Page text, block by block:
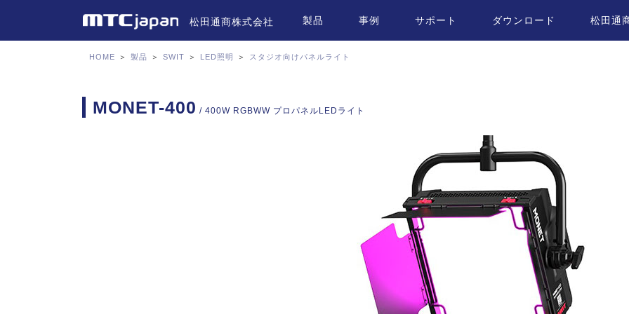
松田通商株式会社 製品 事例 サポート ダウンロード 松田通
HOME ＞ 製品 ＞ SWIT ＞ LED照明 ＞ スタジオ向けパネルライト
MONET-400 / 400W RGBWW プロパネルLEDライト